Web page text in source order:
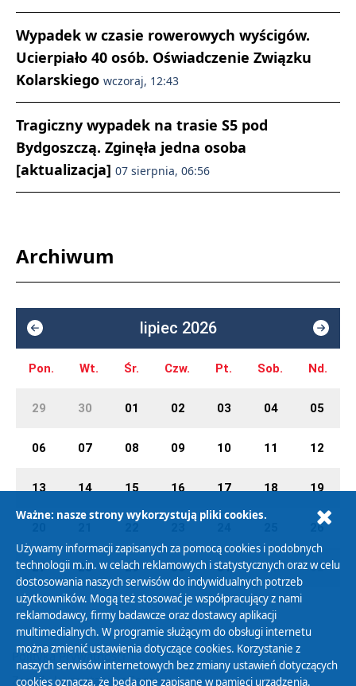
Wypadek w czasie rowerowych wyścigów.
Ucierpiało 40 osób. Oświadczenie Związku
Kolarskiego wczoraj, 12:43
Tragiczny wypadek na trasie S5 pod
Bydgoszczą. Zginęła jedna osoba
[aktualizacja] 07 sierpnia, 06:56
Archiwum
lipiec 2026
Pon. Wt. Śr. Czw. Pt. Sob. Nd.
29 30 01 02 03 04 05
06 07 08 09 10 11 12
13 14 15 16 17 18 19
26
27 28 29 30 31 01 02
Polityka Prywatności
Zasady korzystania z Serwisu
Ważne: nasze strony wykorzystują pliki cookies.
Używamy informacji zapisanych za pomocą cookies i podobnych
technologii m.in. w celach reklamowych i statystycznych oraz w celu
dostosowania naszych serwisów do indywidualnych potrzeb
użytkowników. Mogą też stosować je współpracujący z nami
reklamodawcy, firmy badawcze oraz dostawcy aplikacji
multimedialnych. W programie służącym do obsługi internetu
można zmienić ustawienia dotyczące cookies. Korzystanie z
naszych serwisów internetowych bez zmiany ustawień dotyczących
cookies oznacza, że będą one zapisane w pamięci urządzenia.